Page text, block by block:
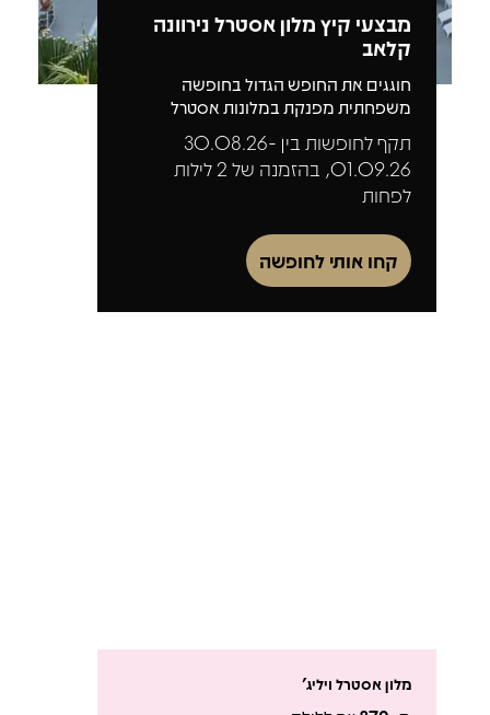
מבצעי קיץ מלון אסטרל נירוונה
קלאב
חוגגים את החופש הגדול בחופשה
משפחתית מפנקת במלונות אסטרל
תקף לחופשות בין 30.08.26-
01.09.26, בהזמנה של 2 לילות
לפחות
קחו אותי לחופשה
מלון אסטרל ויליג'